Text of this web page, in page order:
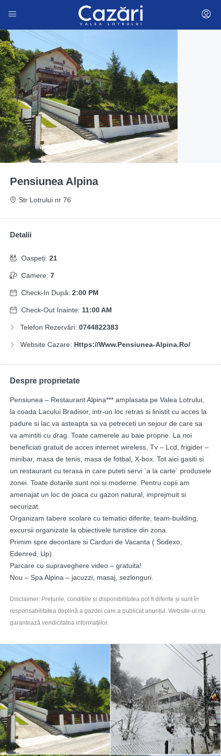
Pensiunea Alpina
Str Lotrului nr 76
Detalii
Oaspeți: 21
Camere: 7
Check-In După: 2:00 PM
Check-Out Inainte: 11:00 AM
Telefon Rezervări: 0744822383
Website Cazare: Https://www.pensiunea-Alpina.ro/
Despre proprietate
Pensiunea – Restaurant Alpina*** amplasata pe Valea Lotrului,
la coada Lacului Bradisor, intr-un loc retras si linistit cu acces la
padure si lac va asteapta sa va petreceti un sejour de care sa
va amintiti cu drag. Toate camerele au baie proprie. La noi
beneficiati gratuit de acces internet wireless, Tv – Lcd, frigider –
minibar, masa de tenis, masa de fotbal, X-box. Tot aici gasiti si
un restaurant cu terasa in care puteti servi `a la carte` produsele
zonei. Toate dotarile sunt noi si moderne. Pentru copii am
amenajat un loc de joaca cu gazon natural, imprejmuit si
securizat.
Organizam tabere scolare cu tematici diferite, team-building,
excursii organizate la obiectivele turistice din zona.
Primim spre decontare si Carduri de Vacanta ( Sodexo,
Edenred, Up).
Parcare cu supraveghere video – gratuita!
Nou – Spa Alpina – jacuzzi, masaj, sezlonguri.
Disclaimer: Prețurile, condițiile și disponibilitatea pot fi diferite și sunt în
responsabilitatea deplină a gazdei care a publicat anunțul. Website-ul nu
garantează veridicitatea informațiilor.